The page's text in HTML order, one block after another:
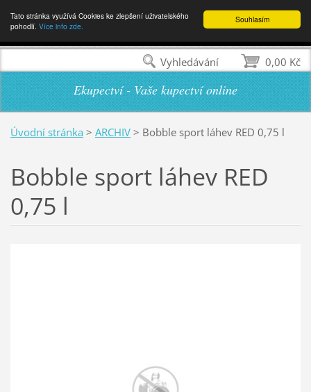
Souhlasím
Tato stránka využívá Cookies ke zlepšení uživatelského
pohodlí. Více info zde.
Ekupectví - Vaše kupectví online
Úvodní stránka > ARCHIV > Bobble sport láhev RED 0,75 l
Bobble sport láhev RED
0,75 l
0,00 Kč
Vyhledávání